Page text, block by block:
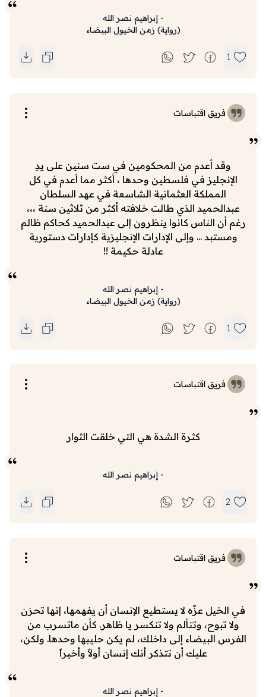
-إبراهيم نصر الله
(رواية) زمن الخيول البيضاء
1
فريق اقتباسات
وقد أعدم من المحكومين في ست سنين على يدِ
الإنجليز في فلسطين وحدها ، أكثر مما أعدم في كل
المملكة العثمانية الشاسعة في عهد السلطان
عبدالحميد الذي طالت خلافته أكثر من ثلاثين سنة ،،،
رغم أن الناس كانوا ينظرون إلى عبدالحميد كحاكم ظالم
ومستبد ... وإلى الإدارات الإنجليزية كإدارات دستورية
عادلة حكيمة !!
-إبراهيم نصر الله
(رواية) زمن الخيول البيضاء
1
فريق اقتباسات
كثرة الشدة هي التي خلقت الثوار
-إبراهيم نصر الله
2
فريق اقتباسات
في الخيل عزّه لا يستطيع الإنسان أن يفهمها، إنها تحزن
ولا تبوح، وتتألم ولا تنكسر يا ظاهر. كأن ماتسرب من
الفرس البيضاء إلى داخلك، لم يكن حليبها وحدها. ولكن،
عليك أن تتذكر أنك إنسان أولاً وأخيراً
-إبراهيم نصر الله